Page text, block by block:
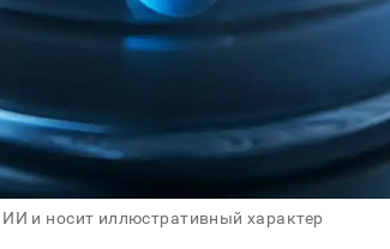
и носит иллюстративный характер